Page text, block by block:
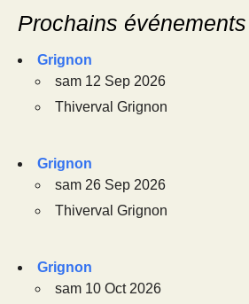
Prochains événements
Grignon
sam 12 Sep 2026
Thiverval Grignon
Grignon
sam 26 Sep 2026
Thiverval Grignon
Grignon
sam 10 Oct 2026